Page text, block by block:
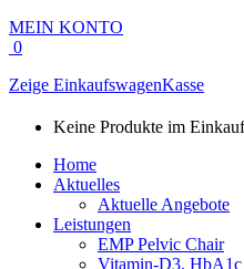
MEIN KONTO
0
Zeige EinkaufswagenKasse
Keine Produkte im
Home
Aktuelles
Aktuelle Angebote
Leistungen
EMP Pelvic Chair
Vitamin-D3, HbA1c